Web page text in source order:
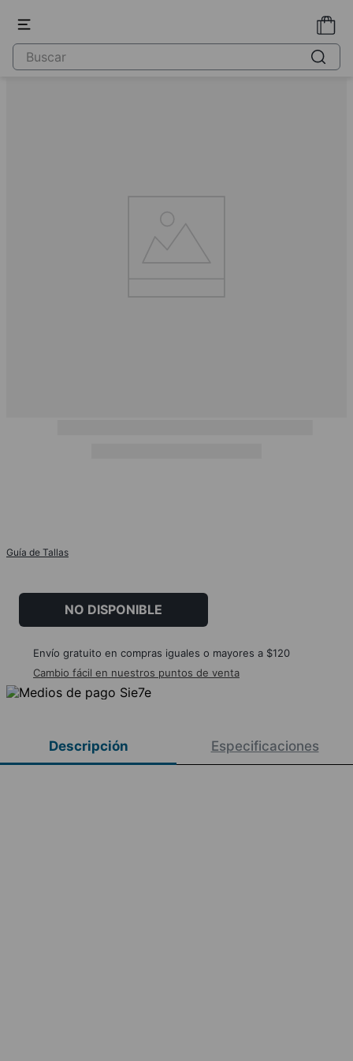
Guía de Tallas
NO DISPONIBLE
Envío gratuito en compras iguales o mayores a $120
Cambio fácil en nuestros puntos de venta
Descripción Especificaciones